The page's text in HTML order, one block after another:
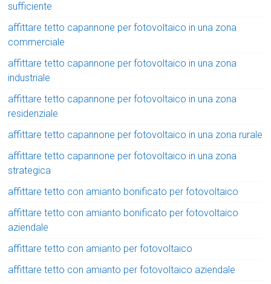
sufficiente
affittare tetto capannone per fotovoltaico in una zona
commerciale
affittare tetto capannone per fotovoltaico in una zona
industriale
affittare tetto capannone per fotovoltaico in una zona
residenziale
affittare tetto capannone per fotovoltaico in una zona rurale
affittare tetto capannone per fotovoltaico in una zona
strategica
affittare tetto con amianto bonificato per fotovoltaico
affittare tetto con amianto bonificato per fotovoltaico
aziendale
affittare tetto con amianto per fotovoltaico
affittare tetto con amianto per fotovoltaico aziendale